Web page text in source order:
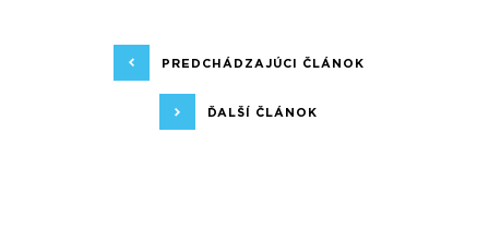
PREDCHÁDZAJÚCI ČLÁNOK
ĎALŠÍ ČLÁNOK